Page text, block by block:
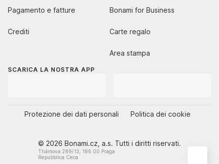
Pagamento e fatture
Crediti
Bonami for Business
Carte regalo
Area stampa
SCARICA LA NOSTRA APP
Protezione dei dati personali Politica dei cookie
© 2026 Bonami.cz, a.s. Tutti i diritti riservati.
Thámova 289/13, 186 00 Praga
Repubblica Ceca